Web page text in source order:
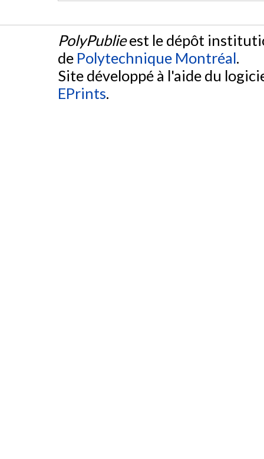
PolyPublieest le dépôt
de Polytechnique Montréal.
Site développé à l'aide du
EPrints.